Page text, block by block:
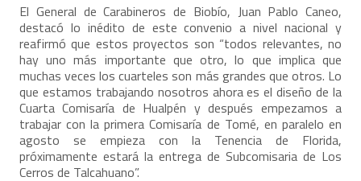
El General de Carabineros de Biobío, Juan Pablo Caneo,
destacó lo inédito de este convenio a nivel nacional y
reafirmó que estos proyectos son “todos relevantes, no
hay uno más importante que otro, lo que implica que
muchas veces los cuarteles son más grandes que otros. Lo
que estamos trabajando nosotros ahora es el diseño de la
Cuarta Comisaría de Hualpén y después empezamos a
trabajar con la primera Comisaría de Tomé, en paralelo en
agosto se empieza con la Tenencia de Florida,
próximamente estará la entrega de Subcomisaria de Los
Cerros de Talcahuano”.